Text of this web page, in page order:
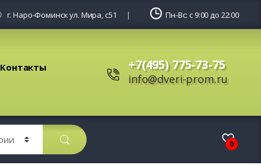
г. Наро-Фоминск ул. Мира, с51 Пн-Вс: с 9:00 до 22:00
Контакты +7(495) 775-73-75
info@dveri-prom.ru
0